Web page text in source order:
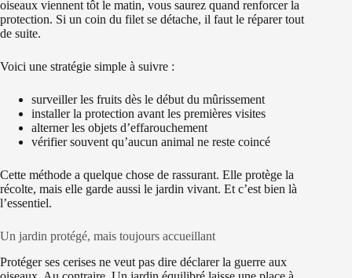
oiseaux viennent tôt le matin, vous saurez quand renforcer la
protection. Si un coin du filet se détache, il faut le réparer tout
de suite.
Voici une stratégie simple à suivre :
surveiller les fruits dès le début du mûrissement
installer la protection avant les premières visites
alterner les objets d’effarouchement
vérifier souvent qu’aucun animal ne reste coincé
Cette méthode a quelque chose de rassurant. Elle protège la
récolte, mais elle garde aussi le jardin vivant. Et c’est bien là
l’essentiel.
Un jardin protégé, mais toujours accueillant
Protéger ses cerises ne veut pas dire déclarer la guerre aux